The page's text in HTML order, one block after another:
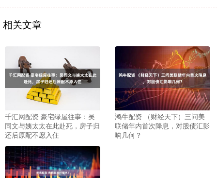
相关文章
千汇网配资 豪宅绿屋往事：吴
同文与姨太太在此赴死，房子归
还后原配不愿入住
鸿牛配资 （财经天下）三问美
联储年内首次降息，对股债汇影
响几何？